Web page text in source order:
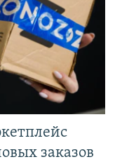
заказов